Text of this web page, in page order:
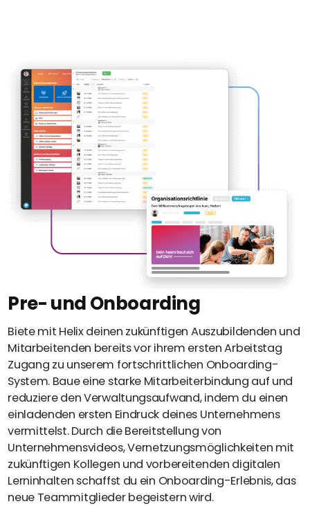
Pre- und Onboarding
Biete mit Helix deinen zukünftigen Auszubildenden und
Mitarbeitenden bereits vor ihrem ersten Arbeitstag
Zugang zu unserem fortschrittlichen Onboarding-
System. Baue eine starke Mitarbeiterbindung auf und
reduziere den Verwaltungsaufwand, indem du einen
einladenden ersten Eindruck deines Unternehmens
vermittelst. Durch die Bereitstellung von
Unternehmensvideos, Vernetzungsmöglichkeiten mit
zukünftigen Kollegen und vorbereitenden digitalen
Lerninhalten schaffst du ein Onboarding-Erlebnis, das
neue Teammitglieder begeistern wird.